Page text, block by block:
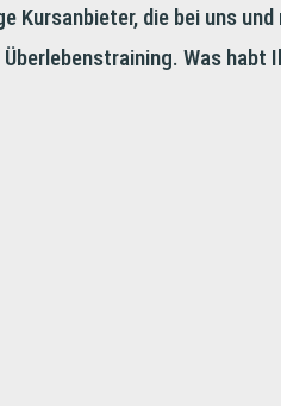
Kursanbieter, die bei uns
Was habt